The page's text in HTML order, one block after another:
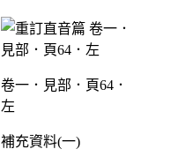
卷一．見部．頁64．
左
補充資料(一)